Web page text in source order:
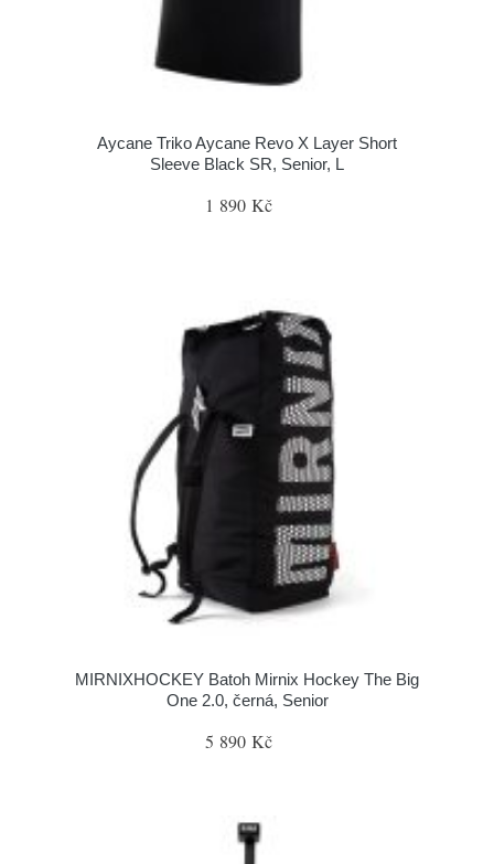
Aycane Triko Aycane Revo X Layer Short
Sleeve Black SR, Senior, L
1 890 Kč
MIRNIXHOCKEY Batoh Mirnix Hockey The Big
One 2.0, černá, Senior
5 890 Kč